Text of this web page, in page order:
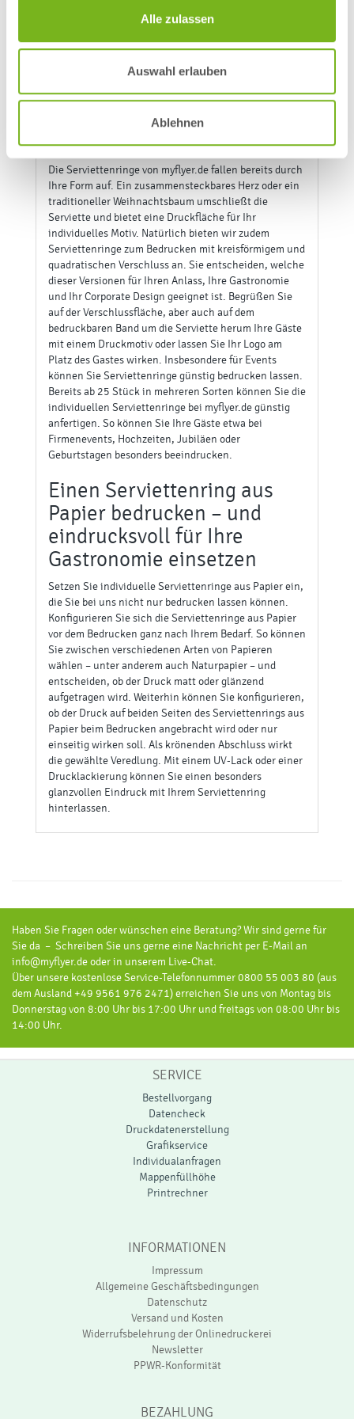
Alle zulassen
Auswahl erlauben
Ablehnen
in den Warenkorb legen
PRODUKTINFORMATIONEN
Angebot / Preisübersicht
Netto-Preise
Fragen zum Artikel
DATENBLÄTTER & DRUCKVORLAGEN
Stanzkontur anzeigen (PDF)
Datenblatt "Herzform"
Datenblatt "Rund"
Ihre Druckdaten können Sie nach Auftragsabgabe bzw. Kauf
dieses Artikels hochladen.
Beschreibung Medien
Serviettenringe bedrucken,
denn das Auge isst mit
Ein ansehnlich gedeckter Tisch in der Gastronomie ist
nur komplett mit einer Serviette. Wenn Sie einen
Serviettenring aus Papier bedrucken lassen, nutzen
Sie an dieser Stelle gleich einen Platz direkt am
Gasttisch, um positiv zu wirken. Sie können die
Serviettenringe bedrucken lassen mit einem Motiv
Ihrer Wahl. So können Sie zum Beispiel eventbasierte
Serviettenringe drucken lassen, je vorhandenem
Restaurant eigene Motive wählen oder auch an
aktuelle Wochenkarten angepasste Serviettenringe
einsetzen.
Ihre Form auf. Ein zusammensteckbares Herz oder ein
traditioneller Weihnachtsbaum umschließt die
Serviette und bietet eine Druckfläche für Ihr
individuelles Motiv. Natürlich bieten wir zudem
Serviettenringe zum Bedrucken mit kreisförmigem und
quadratischen Verschluss an. Sie entscheiden, welche
dieser Versionen für Ihren Anlass, Ihre Gastronomie
und Ihr Corporate Design geeignet ist. Begrüßen Sie
mit einem Druckmotiv oder lassen Sie Ihr Logo am
können Sie Serviettenringe günstig bedrucken lassen.
Bereits ab 25 Stück in mehreren Sorten können Sie die
individuellen Serviettenringe bei myflyer.de günstig
anfertigen. So können Sie Ihre Gäste etwa bei
Firmenevents, Hochzeiten, Jubiläen oder
Geburtstagen besonders beeindrucken.
Papier bedrucken – und
Gastronomie einsetzen
die Sie bei uns nicht nur bedrucken lassen können.
Konfigurieren Sie sich die Serviettenringe aus Papier
vor dem Bedrucken ganz nach Ihrem Bedarf. So können
entscheiden, ob der Druck matt oder glänzend